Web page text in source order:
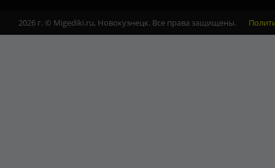
2026 г. © Migediki.ru, Новокузнецк. Все права защищены.